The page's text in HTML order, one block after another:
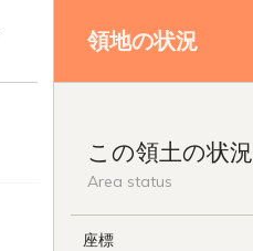
領地の状況
この領土の状況
Area status
座標